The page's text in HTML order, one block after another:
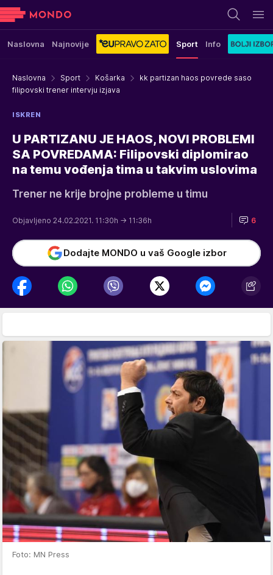
Naslovna Najnovije Sport Info
Naslovna Sport Košarka
kk partizan haos povrede saso
filipovski trener intervju izjava
ISKREN
U PARTIZANU JE HAOS, NOVI PROBLEMI
SA POVREDAMA: Filipovski diplomirao
na temu vođenja tima u takvim uslovima
Trener ne krije brojne probleme u timu
Objavljeno 24.02.2021. 11:30h → 11:36h 6
Dodajte MONDO u vaš Google izbor
Foto: MN Press